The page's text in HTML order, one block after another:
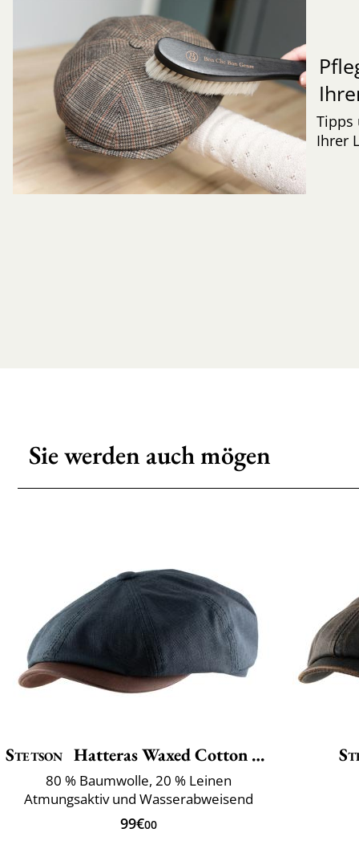
Tipps
Ihrer
Sie werden auch mögen
Stetson Hatteras Waxed Cotton Linen
80 % Baumwolle, 20 % Leinen
Atmungsaktiv und Wasserabweisend
99€00